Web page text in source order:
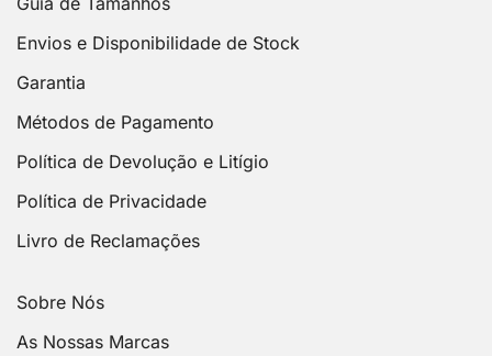
Envios e Disponibilidade de Stock
Garantia
Métodos de Pagamento
Política de Devolução e Litígio
Política de Privacidade
Livro de Reclamações
Sobre Nós
As Nossas Marcas